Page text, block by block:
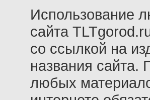
Использование
сайта
со ссылкой на
названия сайта.
любых